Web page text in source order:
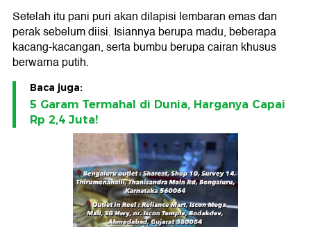
Setelah itu pani puri akan dilapisi lembaran emas dan
perak sebelum diisi. Isiannya berupa madu, beberapa
kacang-kacangan, serta bumbu berupa cairan khusus
berwarna putih.
Baca juga:
5 Garam Termahal di Dunia, Harganya Capai
Rp 2,4 Juta!